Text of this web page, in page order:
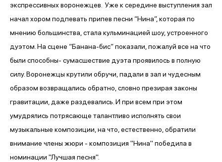
экспрессивных воронежцев. Уже к середине выступления зал
начал хором подпевать припев песни “Нина”, которая по
мнению большинства, стала кульминацией шоу, устроенного
дуэтом. На сцене “Банана-бис” показали, пожалуй все на что
были способны- сумасшествие дуэта проявилось в полную
силу. Воронежцы крутили обручи, падали в зал и чудесным
образом возвращались обратно, словно презирая законы
гравитации, даже раздевались. И при всем при этом
умудрялись потрясающе талантливо исполнять свои
музыкальные композиции, на что, естественно, обратили
внимание члены жюри - композиция "Нина" победила в
номинации "Лучшая песня".